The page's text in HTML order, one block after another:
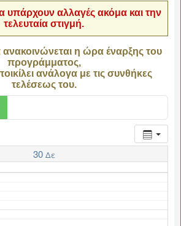
υπάρχουν αλλαγές ακόμα και την
τελευταία στιγμή.
η ώρα έναρξης του
προγράμματος,
ανάλογα με τις συνθήκες
τελέσεως του.
30 Δε